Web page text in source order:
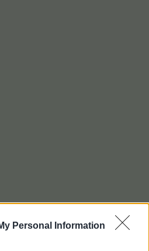
Personal Information